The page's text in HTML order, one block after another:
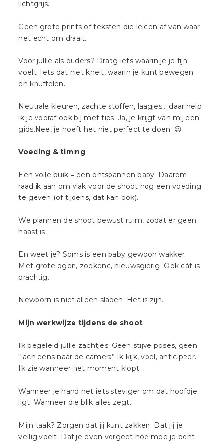
lichtgrijs.
Geen grote prints of teksten die leiden af van waar
het echt om draait.
Voor jullie als ouders? Draag iets waarin je je fijn
voelt. Iets dat niet knelt, waarin je kunt bewegen
en knuffelen.
Neutrale kleuren, zachte stoffen, laagjes… daar help
ik je vooraf ook bij met tips. Ja, je krijgt van mij een
gids.Nee, je hoeft het niet perfect te doen. 😉
Voeding & timing
Een volle buik = een ontspannen baby. Daarom
raad ik aan om vlak voor de shoot nog een voeding
te geven (of tijdens, dat kan ook).
We plannen de shoot bewust ruim, zodat er geen
haast is.
En weet je? Soms is een baby gewoon wakker.
Met grote ogen, zoekend, nieuwsgierig. Ook dát is
prachtig.
Newborn is niet alleen slapen. Het is zijn.
Mijn werkwijze tijdens de shoot
Ik begeleid jullie zachtjes. Geen stijve poses, geen
“lach eens naar de camera”.Ik kijk, voel, anticipeer.
Ik zie wanneer het moment klopt.
Wanneer je hand net iets steviger om dat hoofdje
ligt. Wanneer die blik alles zegt.
Mijn taak? Zorgen dat jij kunt zakken. Dat jij je
veilig voelt. Dat je even vergeet hoe moe je bent